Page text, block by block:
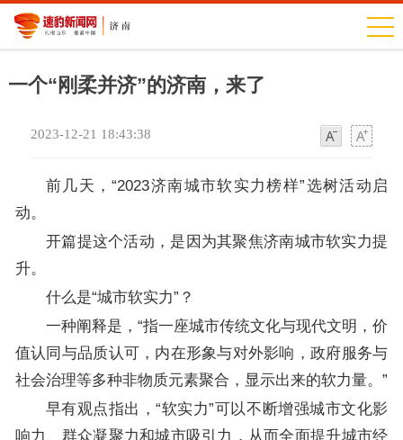
一个“刚柔并济”的济南，来了
2023-12-21 18:43:38
前几天，“2023济南城市软实力榜样”选树活动启
动。
开篇提这个活动，是因为其聚焦济南城市软实力提
升。
什么是“城市软实力”？
一种阐释是，“指一座城市传统文化与现代文明，价
值认同与品质认可，内在形象与对外影响，政府服务与
社会治理等多种非物质元素聚合，显示出来的软力量。”
早有观点指出，“软实力”可以不断增强城市文化影
响力、群众凝聚力和城市吸引力，从而全面提升城市经